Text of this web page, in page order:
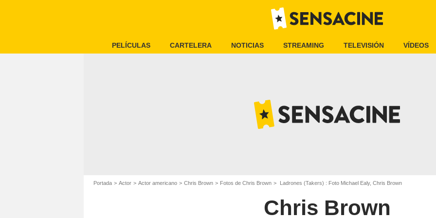
PELÍCULAS CARTELERA NOTICIAS STREAMING TELEVISIÓN VÍDEOS
Portada Actor Actor americano Chris Brown Fotos de Chris Brown Ladrones (Takers) : Foto Michael Ealy, Chris Brown
Chris Brown